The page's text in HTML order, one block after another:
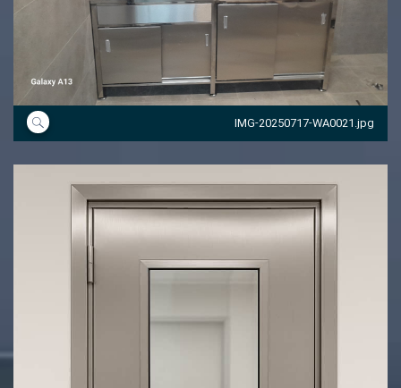
IMG-20250717-WA0021.jpg